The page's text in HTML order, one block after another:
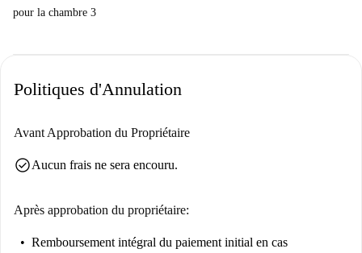
pour la chambre 3
Politiques d'Annulation
Avant Approbation du Propriétaire
check_circleAucun frais ne sera encouru.
Après approbation du propriétaire:
Remboursement intégral du paiement initial en cas